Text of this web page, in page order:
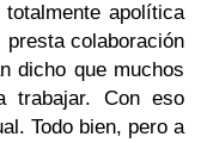
apolítica
colaboración
dicho que muchos
trabajar. Con eso
Todo bien, pero a